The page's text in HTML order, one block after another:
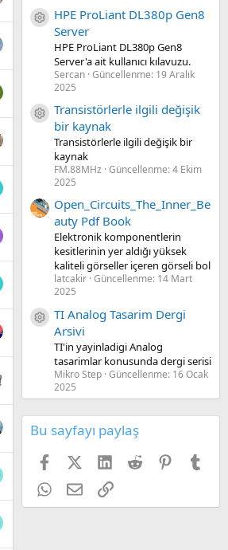
Kaynak ikon/amblem
HPE ProLiant DL380p Gen8
Server
HPE ProLiant DL380p Gen8
Server'a ait kullanıcı kılavuzu.
Sercan Güncellenme: 19 Aralık
2025
Kaynak ikon/amblem
Transistörlerle ilgili değişik
bir kaynak
Transistörlerle ilgili değişik bir
kaynak
FM.88MHz Güncellenme:4 Ekim
2025
Open_Circuits_The_Inner_Be
auty Pdf Book
Elektronik komponentlerin
kesitlerinin yer aldığı yüksek
kaliteli görseller içeren görseli bol
latcakir Güncellenme: 14 Mart
2025
Kaynak ikon/amblem
TI Analog Tasarim Dergi
Arsivi
TI'in yayinladigi Analog
tasarimlar konusunda dergi serisi
Mikro Step Güncellenme: 16 Ocak
2025
Bu sayfayı paylaş
FacebookX (Twitter)
LinkedIn
Reddit Pinterest
WhatsApp
E-postaLink